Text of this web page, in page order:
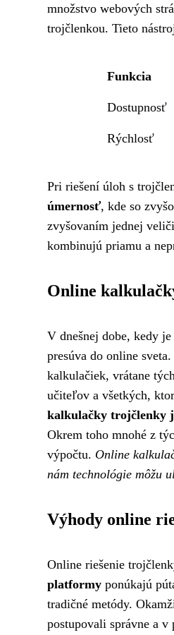
množstvo webových
trojčlenkou. Tieto
Funkcia
Dostupnosť
Rýchlosť
Pri riešení úloh s
úmernosť, kde so
zvyšovaním jednej
kombinujú priamu a
Online
V dnešnej dobe, kedy
presúva do online
kalkulačiek, vrátane
učiteľov a všetkých,
kalkulačky trojčlenky
Okrem toho mnohé z
výpočtu. Online
nám technológie môžu
Výhody online
Online riešenie
platformy ponúkajú
tradičné metódy.
postupovali správne a